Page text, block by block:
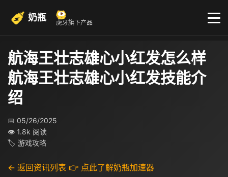
奶瓶 虎牙旗下产品
航海王壮志雄心小红发怎么样
航海王壮志雄心小红发技能介
绍
📅 05/26/2025
👁 1.8k 阅读
🏷 游戏攻略
← 返回资讯列表 👉 点此了解奶瓶加速器